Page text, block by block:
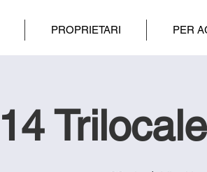
PROPRIETARI PER